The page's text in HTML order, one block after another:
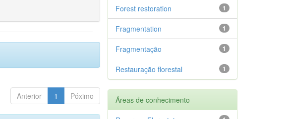
Anterior 1 Póximo
1
Forest restoration
1
Fragmentation
1
Fragmentação
1
Restauração florestal
Áreas de conhecimento